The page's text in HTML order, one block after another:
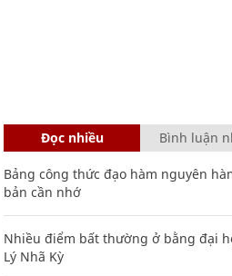
Đọc nhiều Bình luận
Bảng công thức đạo hàm nguyên
bản cần nhớ
Nhiều điểm bất thường ở bằng đại
Lý Nhã Kỳ